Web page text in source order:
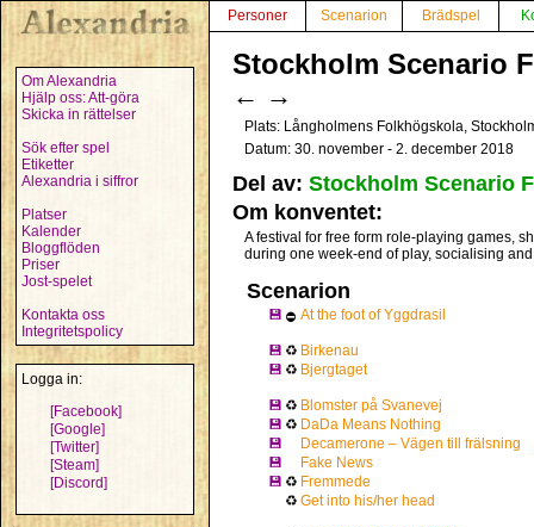
Om Alexandria
Hjälp oss: Att-göra
Skicka in rättelser
Sök efter spel
Etiketter
Alexandria i siffror
Platser
Kalender
Bloggflöden
Priser
Jost-spelet
Kontakta oss
Integritetspolicy
Logga in:
[Facebook]
[Google]
[Twitter]
[Steam]
[Discord]
Personer Scenarion Brädspel
Stockholm Scenario
← →
Plats: Långholmens Folkhögskola,
Datum: 30. november - 2. december 2018
Del av: Stockholm Scenario
Om konventet:
A festival for free form role-playing games,
during one week-end of play, socialising
Scenarion
💾 ⛔ At the foot of Yggdrasil
💾 ♻ Birkenau
💾 ♻ Bjergtaget
💾 ♻ Blomster på Svanevej
💾 ♻ DaDa Means Nothing
💾
Decamerone – Vägen till frälsning
💾
Fake News
💾 ♻ Fremmede
♻ Get into his/her head